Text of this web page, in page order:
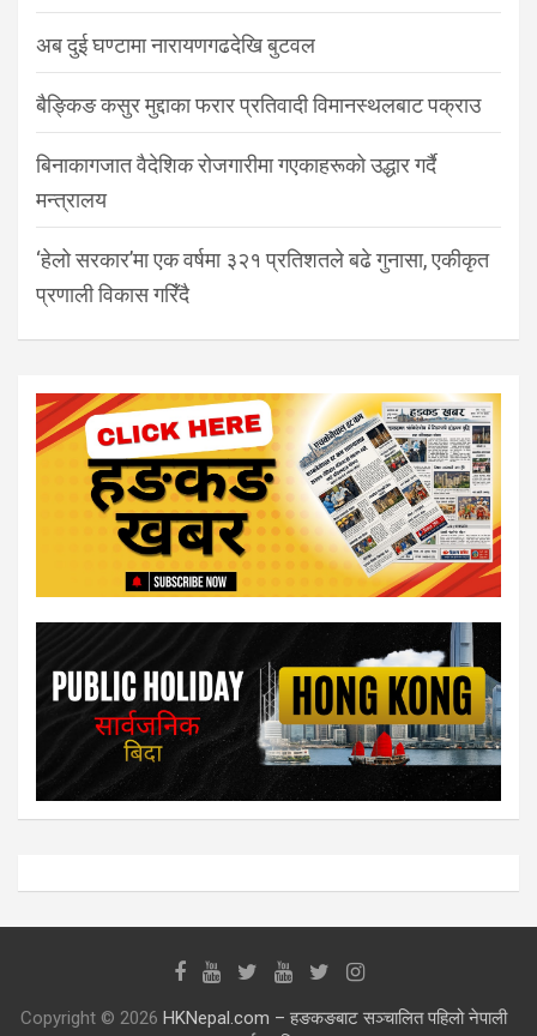
अब दुई घण्टामा नारायणगढदेखि बुटवल
बैङ्किङ कसुर मुद्दाका फरार प्रतिवादी विमानस्थलबाट पक्राउ
बिनाकागजात वैदेशिक रोजगारीमा गएकाहरूको उद्धार गर्दै
मन्त्रालय
‘हेलो सरकार’मा एक वर्षमा ३२१ प्रतिशतले बढे गुनासा, एकीकृत
प्रणाली विकास गरिँदै
Copyright © 2026 HKNepal.com – हङकङबाट सञ्चालित पहिलो नेपाली